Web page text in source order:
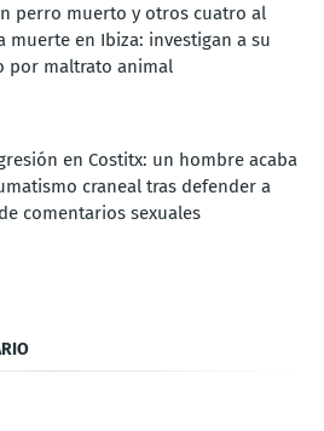
perro muerto y otros cuatro al
muerte en Ibiza: investigan a su
por maltrato animal
en Costitx: un hombre acaba
craneal tras defender a
comentarios sexuales